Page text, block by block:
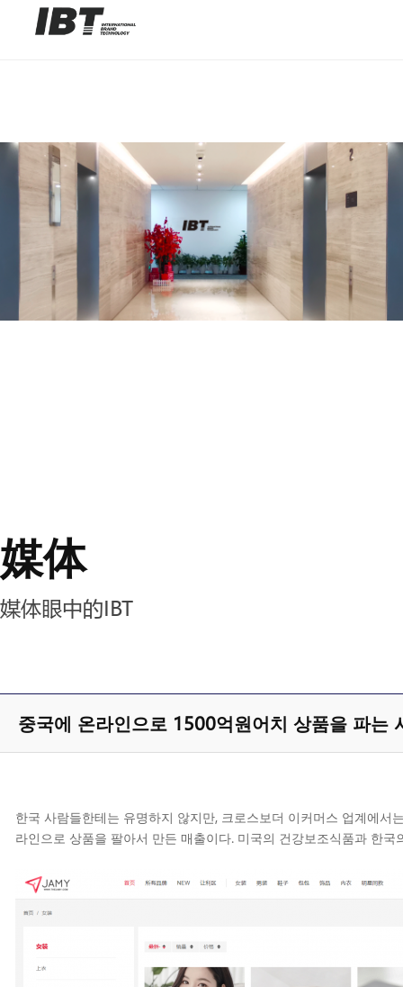
媒体
媒体眼中的IBT
중국에 온라인으로 1500억원어치 상품을 파는
한국 사람들한테는 유명하지 않지만, 크로스보더 이커머스 업계에
라인으로 상품을 팔아서 만든 매출이다. 미국의 건강보조식품과 한